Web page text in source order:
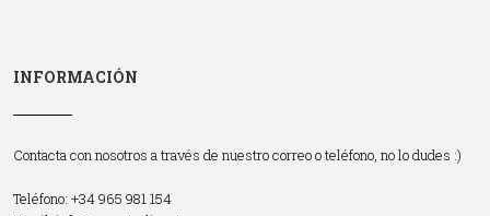
INFORMACIÓN
Contacta con nosotros a través de nuestro correo o teléfono, no lo dudes :)
Teléfono: +34 965 981 154